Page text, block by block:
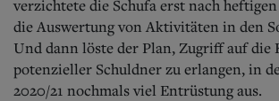
verzichtete die Schufa erst nach
die Auswertung von Aktivitäten in den
Und dann löste der Plan, Zugriff auf die
potenzieller Schuldner zu erlangen, in
2020/21 nochmals viel Entrüstung aus.